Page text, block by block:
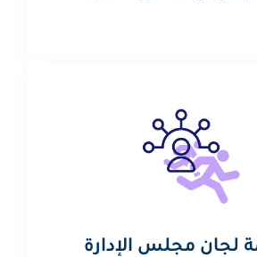
لجان مجلس الإدارة